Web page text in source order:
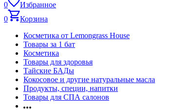
0
Избранное
0
Корзина
Косметика от Lemongrass House
Товары за 1 бат
Косметика
Товары для здоровья
Тайские БАДы
Кокосовое и другие натуральные масла
Продукты, специи, напитки
Товары для СПА салонов